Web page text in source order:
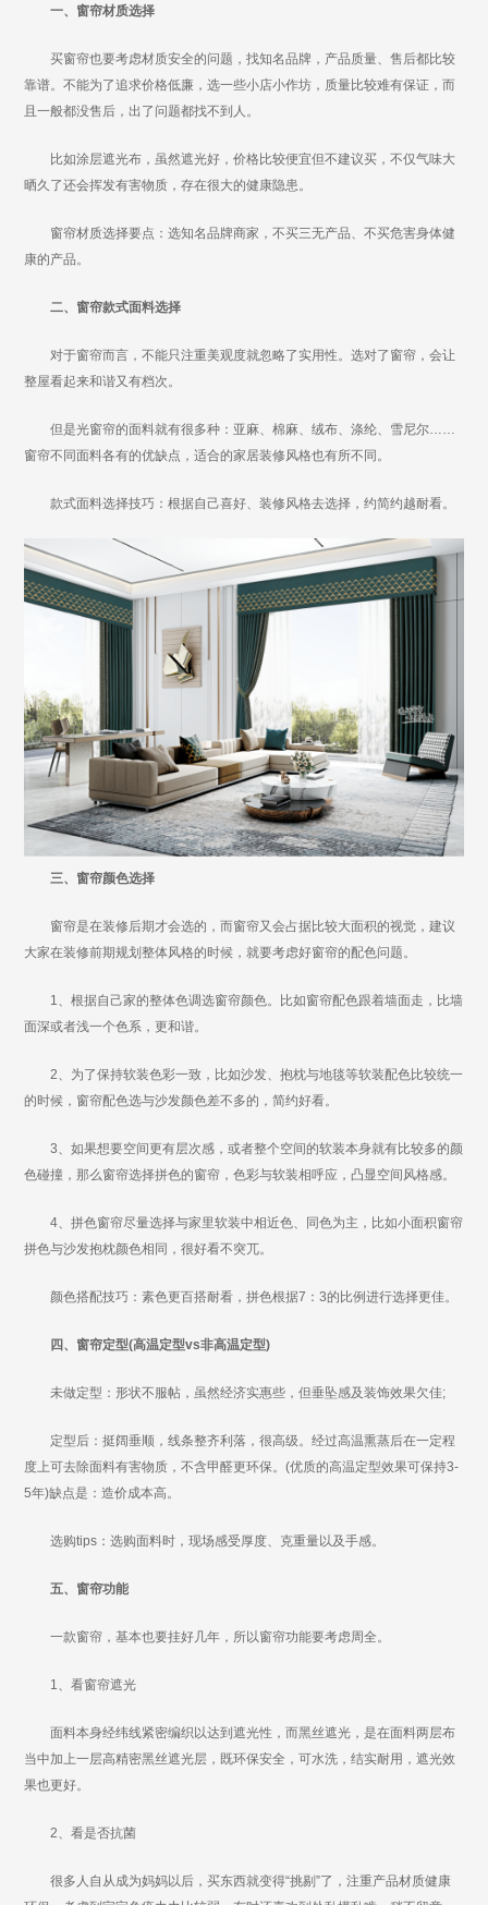
一、窗帘材质选择
买窗帘也要考虑材质安全的问题，找知名品牌，产品质量、售后都比较
靠谱。不能为了追求价格低廉，选一些小店小作坊，质量比较难有保证，而
且一般都没售后，出了问题都找不到人。
比如涂层遮光布，虽然遮光好，价格比较便宜但不建议买，不仅气味大
晒久了还会挥发有害物质，存在很大的健康隐患。
窗帘材质选择要点：选知名品牌商家，不买三无产品、不买危害身体健
康的产品。
二、窗帘款式面料选择
对于窗帘而言，不能只注重美观度就忽略了实用性。选对了窗帘，会让
整屋看起来和谐又有档次。
但是光窗帘的面料就有很多种：亚麻、棉麻、绒布、涤纶、雪尼尔……
窗帘不同面料各有的优缺点，适合的家居装修风格也有所不同。
款式面料选择技巧：根据自己喜好、装修风格去选择，约简约越耐看。
三、窗帘颜色选择
窗帘是在装修后期才会选的，而窗帘又会占据比较大面积的视觉，建议
大家在装修前期规划整体风格的时候，就要考虑好窗帘的配色问题。
1、根据自己家的整体色调选窗帘颜色。比如窗帘配色跟着墙面走，比墙
面深或者浅一个色系，更和谐。
2、为了保持软装色彩一致，比如沙发、抱枕与地毯等软装配色比较统一
的时候，窗帘配色选与沙发颜色差不多的，简约好看。
3、如果想要空间更有层次感，或者整个空间的软装本身就有比较多的颜
色碰撞，那么窗帘选择拼色的窗帘，色彩与软装相呼应，凸显空间风格感。
4、拼色窗帘尽量选择与家里软装中相近色、同色为主，比如小面积窗帘
拼色与沙发抱枕颜色相同，很好看不突兀。
颜色搭配技巧：素色更百搭耐看，拼色根据7：3的比例进行选择更佳。
四、窗帘定型(高温定型vs非高温定型)
未做定型：形状不服帖，虽然经济实惠些，但垂坠感及装饰效果欠佳;
定型后：挺阔垂顺，线条整齐利落，很高级。经过高温熏蒸后在一定程
度上可去除面料有害物质，不含甲醛更环保。(优质的高温定型效果可保持3-
5年)缺点是：造价成本高。
选购tips：选购面料时，现场感受厚度、克重量以及手感。
五、窗帘功能
一款窗帘，基本也要挂好几年，所以窗帘功能要考虑周全。
1、看窗帘遮光
面料本身经纬线紧密编织以达到遮光性，而黑丝遮光，是在面料两层布
当中加上一层高精密黑丝遮光层，既环保安全，可水洗，结实耐用，遮光效
果也更好。
2、看是否抗菌
很多人自从成为妈妈以后，买东西就变得“挑剔”了，注重产品材质健康